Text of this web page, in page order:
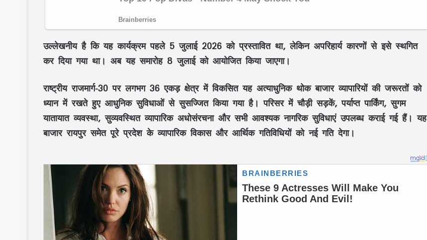
उल्लेखनीय है कि यह कार्यक्रम पहले 5 जुलाई 2026 को प्रस्तावित था, लेकिन अपरिहार्य कारणों से इसे स्थगित
कर दिया गया था। अब यह समारोह 8 जुलाईको आयोजित किया जाएगा।
राष्ट्रीय राजमार्ग-30 पर लगभग36 एकड़क्षेत्र में विकसित यह अत्याधुनिक थोक बाजारव्यापारियों की जरूरतों को
ध्यान में रखते हुए आधुनिक सुविधाओं से सुसज्जित किया गया है। परिसर मेंचौड़ी सड़कें, पर्याप्त पार्किंग, सुगम
यातायात व्यवस्था, सुव्यवस्थित व्यापारिक अधोसंरचनाऔर सभी आवश्यकनागरिक सुविधाएंउपलब्ध कराई गई हैं। यह
बाजाररायपुरसमेत पूरे प्रदेश के व्यापारिक विकास और आर्थिक गतिविधियों को नई गति देगा।